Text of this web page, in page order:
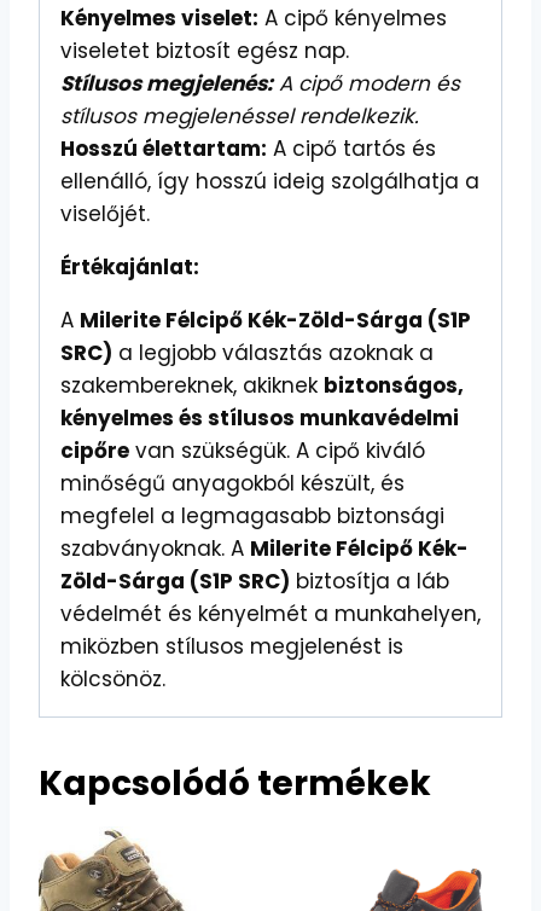
Kényelmes viselet: A cipő kényelmes
viseletet biztosít egész nap.
Stílusos megjelenés:A cipő modern és
stílusos megjelenéssel rendelkezik.
Hosszú élettartam: A cipő tartós és
ellenálló, így hosszú ideig szolgálhatja a
viselőjét.
Értékajánlat:
A Milerite Félcipő Kék-Zöld-Sárga (S1P
SRC) a legjobb választás azoknak a
szakembereknek, akiknek biztonságos,
kényelmes és stílusos munkavédelmi
cipőre van szükségük. A cipő kiváló
minőségű anyagokból készült, és
megfelel a legmagasabb biztonsági
szabványoknak. A Milerite Félcipő Kék-
Zöld-Sárga (S1P SRC) biztosítja a láb
védelmét és kényelmét a munkahelyen,
miközben stílusos megjelenést is
kölcsönöz.
Kapcsolódó termékek